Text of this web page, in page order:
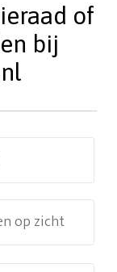
of
bij
op zicht